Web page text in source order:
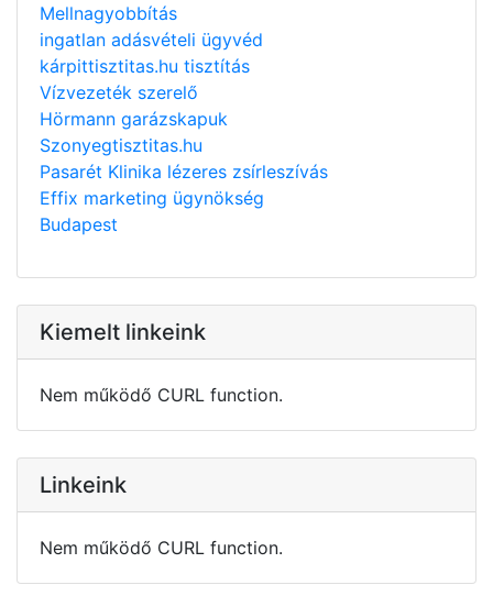
Mellnagyobbítás
ingatlan adásvételi ügyvéd
kárpittisztitas.hu tisztítás
Vízvezeték szerelő
Hörmann garázskapuk
Szonyegtisztitas.hu
Pasarét Klinika lézeres zsírleszívás
Effix marketing ügynökség
Budapest
Kiemelt linkeink
Nem működő CURL function.
Linkeink
Nem működő CURL function.